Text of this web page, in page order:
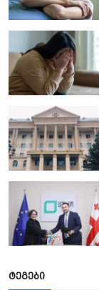
ტეგები